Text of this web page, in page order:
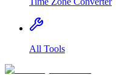
All Tools